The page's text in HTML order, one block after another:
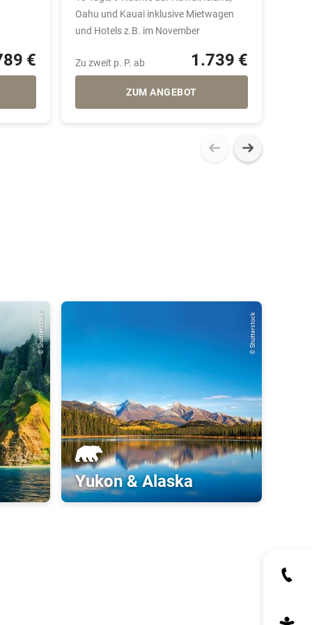
€
Oahu und Kauai inklusive Mietwagen
und Hotels z.B. im November
Zu zweit p. P. ab 1.739 €
ZUM ANGEBOT
© Shutterstock
Yukon & Alaska
© Shutterstock